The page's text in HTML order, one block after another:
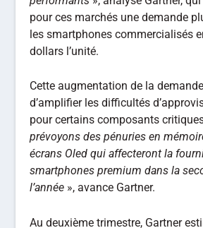
pour ces marchés une demande
les smartphones commercialisés
dollars l’unité.
Cette augmentation de la
d’amplifier les difficultés
pour certains composants
prévoyons des pénuries en
écrans Oled qui affecteront la
smartphones premium dans la
l’année », avance Gartner.
Au deuxième trimestre, Gartner